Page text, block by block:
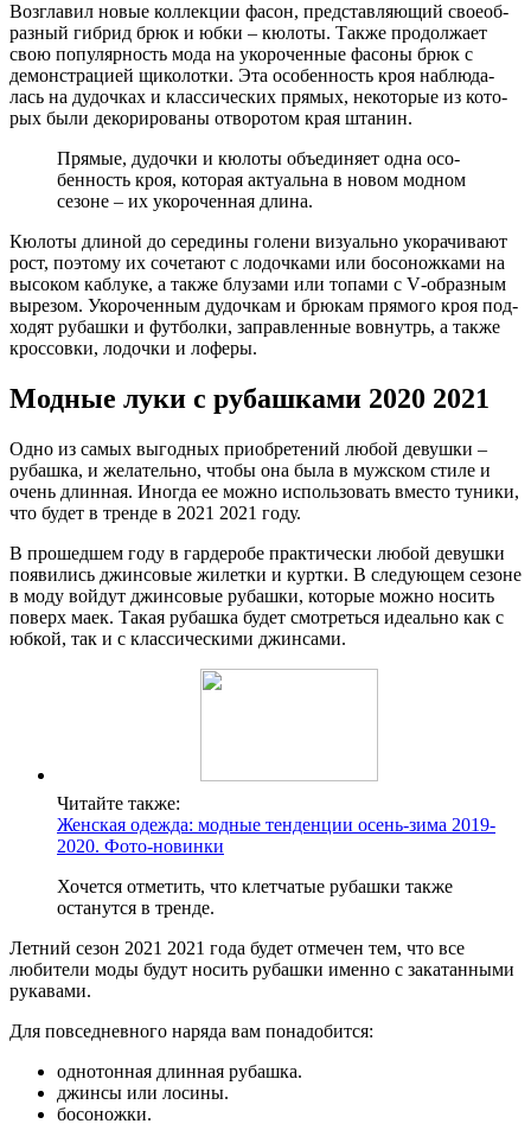
Воз­гла­вил новые кол­лек­ции фасон, пред­став­ля­ю­щий свое­об­
раз­ный гибрид брюк и юбки – кюло­ты. Так­же про­дол­жа­ет
свою попу­ляр­ность мода на уко­ро­чен­ные фасо­ны брюк с
демон­стра­ци­ей щико­лот­ки. Эта осо­бен­ность кроя наблю­да­
лась на дудоч­ках и клас­си­че­ских пря­мых, неко­то­рые из кото­
рых были деко­ри­ро­ва­ны отво­ро­том края штанин.
Пря­мые, дудоч­ки и кюло­ты объ­еди­ня­ет одна осо­
бен­ность кроя, кото­рая акту­аль­на в новом мод­ном
сезоне – их уко­ро­чен­ная длина.
Кюло­ты дли­ной до сере­ди­ны голе­ни визу­аль­но уко­ра­чи­ва­ют
рост, поэто­му их соче­та­ют с лодоч­ка­ми или босо­нож­ка­ми на
высо­ком каб­лу­ке, а так­же блу­за­ми или топа­ми с V‑образным
выре­зом. Уко­ро­чен­ным дудоч­кам и брю­кам пря­мо­го кроя под­
хо­дят рубаш­ки и фут­бол­ки, заправ­лен­ные вовнутрь, а так­же
крос­сов­ки, лодоч­ки и лоферы.
Модные луки с рубашками 2020 2021
Одно из самых выгодных приобретений любой девушки –
рубашка, и желательно, чтобы она была в мужском стиле и
очень длинная. Иногда ее можно использовать вместо туники,
что будет в тренде в 2021 2021 году.
В прошедшем году в гардеробе практически любой девушки
появились джинсовые жилетки и куртки. В следующем сезоне
в моду войдут джинсовые рубашки, которые можно носить
поверх маек. Такая рубашка будет смотреться идеально как с
юбкой, так и с классическими джинсами.
Читайте также:
Женская одежда: модные тенденции осень-зима 2019-
2020. Фото-новинки
Хочется отметить, что клетчатые рубашки также
останутся в тренде.
Летний сезон 2021 2021 года будет отмечен тем, что все
любители моды будут носить рубашки именно с закатанными
рукавами.
Для повседневного наряда вам понадобится:
однотонная длинная рубашка.
джинсы или лосины.
босоножки.